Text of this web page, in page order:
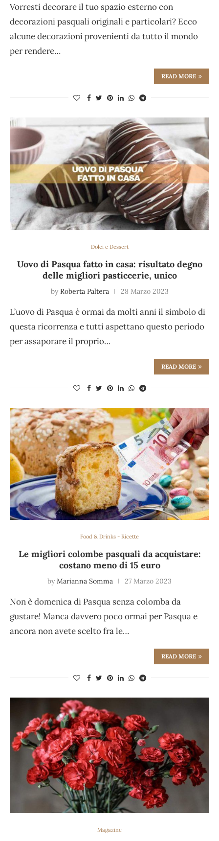
Vorresti decorare il tuo spazio esterno con
decorazioni pasquali originali e particolari? Ecco
alcune decorazioni provenienti da tutto il mondo
per rendere…
READ MORE
Dolci e Dessert
Uovo di Pasqua fatto in casa: risultato degno
delle migliori pasticcerie, unico
by Roberta Paltera 28 Marzo 2023
L’uovo di Pasqua è ormai da molti anni il simbolo di
questa ricorrenza e tutti aspettano questo periodo
per assaporare il proprio…
READ MORE
Food & Drinks - Ricette
Le migliori colombe pasquali da acquistare:
costano meno di 15 euro
by Marianna Somma 27 Marzo 2023
Non è domenica di Pasqua senza colomba da
gustare! Manca davvero poco ormai per Pasqua e
ancora non avete scelto fra le…
READ MORE
Magazine